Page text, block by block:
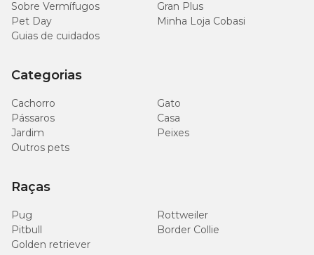
Sobre Vermífugos
Gran Plus
Pet Day
Minha Loja Cobasi
Guias de cuidados
Categorias
Cachorro
Gato
Pássaros
Casa
Jardim
Peixes
Outros pets
Raças
Pug
Rottweiler
Pitbull
Border Collie
Golden retriever